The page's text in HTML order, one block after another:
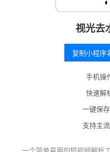
视光去
复制小程序
手机操
快速解
一键保
支持主
一个简单易用的短视频解析